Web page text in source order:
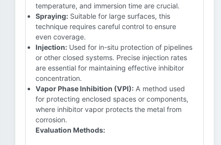
temperature, and immersion time are crucial.
Spraying: Suitable for large surfaces, this
technique requires careful control to ensure
even coverage.
Injection: Used for in-situ protection of pipelines
or other closed systems. Precise injection rates
are essential for maintaining effective inhibitor
concentration.
Vapor Phase Inhibition (VPI): A method used
for protecting enclosed spaces or components,
where inhibitor vapor protects the metal from
corrosion.
Evaluation Methods: